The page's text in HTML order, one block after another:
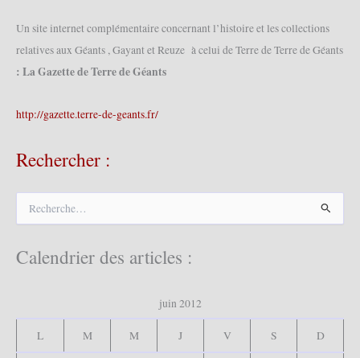
Un site internet complémentaire concernant l’histoire et les collections
relatives aux Géants , Gayant et Reuze à celui de Terre de Terre de Géants
: La Gazette de Terre de Géants
http://gazette.terre-de-geants.fr/
Rechercher :
e
Calendrier des articles :
juin 2012
L M M J V S D